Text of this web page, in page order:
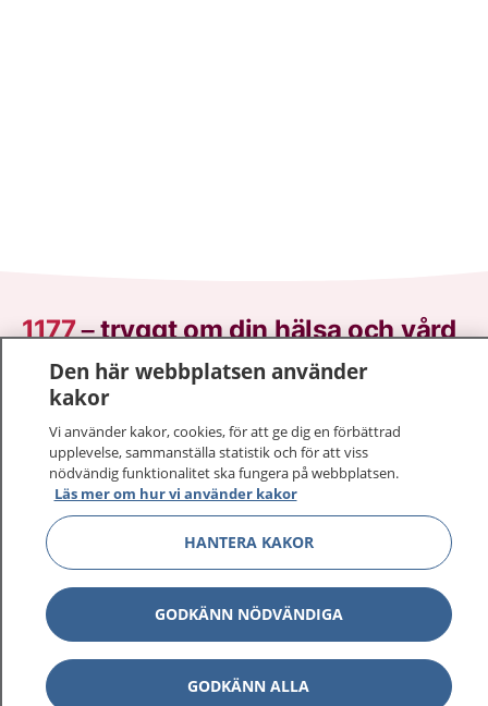
1177–tryggt om din hälsa och vård
På 1177.se får du råd om hälsa och information om
sjukdomar och vilka mottagningar du kan kontakta.
Logga in för att läsa din journal och göra dina
vårdärenden. Ring telefonnummer 1177 för
sjukvårdsrådgivning dygnet runt.
1177 ger dig råd när du vill må bättre.
1177 på flera språk
Den här webbplatsen använder
kakor
Vi använder kakor, cookies, för att ge dig en förbättrad
upplevelse, sammanställa statistik och för att viss
nödvändig funktionalitet ska fungera på webbplatsen.
Läs mer om hur vi använder kakor
HANTERA KAKOR
GODKÄNN NÖDVÄNDIGA
GODKÄNN ALLA